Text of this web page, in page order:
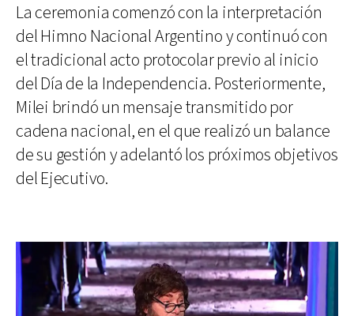
La ceremonia comenzó con la interpretación
del Himno Nacional Argentino y continuó con
el tradicional acto protocolar previo al inicio
del Día de la Independencia. Posteriormente,
Milei brindó un mensaje transmitido por
cadena nacional, en el que realizó un balance
de su gestión y adelantó los próximos objetivos
del Ejecutivo.